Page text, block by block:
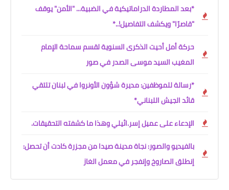
*بعد المطاردة الدراماتيكية في الضبية... "الأمن" يوقف
"قاصرًا" ويكشف التفاصيل!..*
حركة أمل أحيت الذكرى السنوية لقسم سماحة الإمام
المغيب السيد موسى الصدر في صور
*رسالة للموظفين: مديرة شؤون الأونروا في لبنان تلتقي
قائد الجيش اللبناني*
الإدعاء على عميل إسر.ائيلي وهذا ما كشفته التحقيقات.
بالفيديو والصور: نجاة مدينة صيدا من مجزرة كادت أن تحصل:
إنطلق الصاروخ وإنفجر في معمل الغاز